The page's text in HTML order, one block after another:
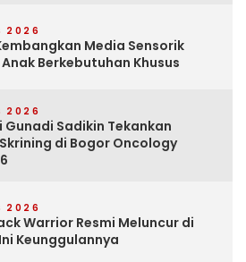
2026
Media Sensorik
Berkebutuhan Khusus
2026
Gunadi Sadikin Tekankan
di Bogor Oncology
2026
Warrior Resmi Meluncur di
Keunggulannya